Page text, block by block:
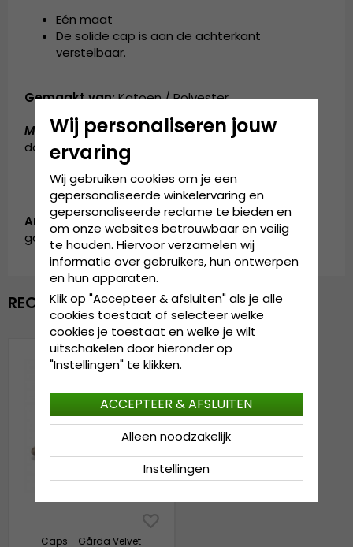
Eén maat
De solide cap is aan de achterkant
verstelbaar.
Gemaakt van:Katoen / Polyester
Maattabel:de cap is verkrijgbaar in één maat, die
door iedereen gedragen kan worden
Artikelnummer:
garda.cap.velvet.gold
RECENTELIJK BEKEKEN
Caps - Gårda Velvet
Wij personaliseren jouw
ervaring
Wij gebruiken cookies om je een
gepersonaliseerde winkelervaring en
gepersonaliseerde reclame te bieden en
om onze websites betrouwbaar en veilig
te houden. Hiervoor verzamelen wij
informatie over gebruikers, hun ontwerpen
en hun apparaten.
Klik op "Accepteer & afsluiten" als je alle
cookies toestaat of selecteer welke
cookies je toestaat en welke je wilt
uitschakelen door hieronder op
"Instellingen" te klikken.
Instellingen
Alleen noodzakelijk
ACCEPTEER & AFSLUITEN